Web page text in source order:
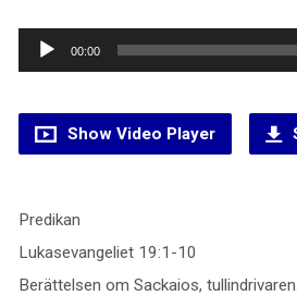
Ljudspelare
00:00
Show Video Player
Predikan
Lukasevangeliet 19:1-10
Berättelsen om Sackaios,